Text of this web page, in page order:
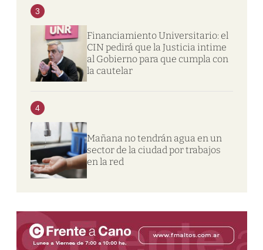
3
Financiamiento Universitario: el
CIN pedirá que la Justicia intime
al Gobierno para que cumpla con
la cautelar
4
Mañana no tendrán agua en un
sector de la ciudad por trabajos
en la red